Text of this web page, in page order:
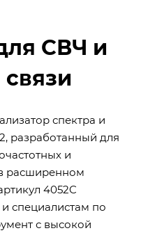
СВЧ и
спектра и
разработанный для
и
расширенном
4052C
специалистам по
с высокой